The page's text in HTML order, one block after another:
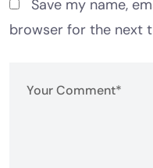
Save my name,
browser for the next